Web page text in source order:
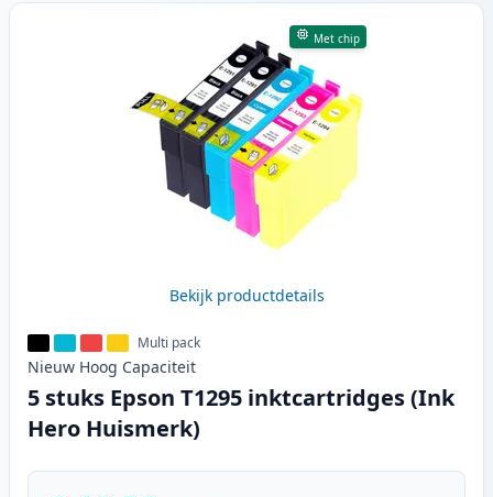
Met chip
Bekijk productdetails
Multi pack
Nieuw Hoog Capaciteit
5 stuks Epson T1295 inktcartridges (Ink
Hero Huismerk)